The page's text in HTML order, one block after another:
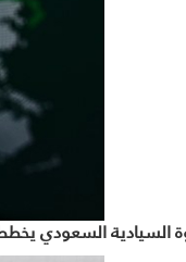
السيادية السعودي